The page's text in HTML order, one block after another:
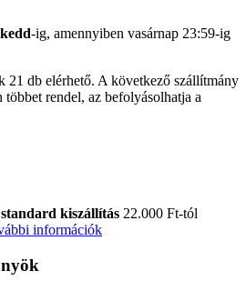
-ig, amennyiben vasárnap 23:59-ig
21 db elérhető. A következő szállítmány
rendel, az befolyásolhatja a
kiszállítás 22.000 Ft-tól
információk